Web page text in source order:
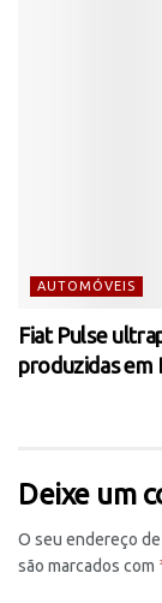
AUTOMÓVEIS
Fiat Pulse
produzidas em
Deixe um
O seu endereço
são marcados com